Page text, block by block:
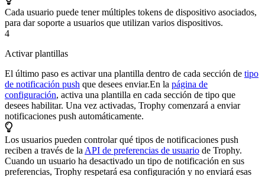
Cada usuario puede tener múltiples tokens de dispositivo asociados,
para dar soporte a usuarios que utilizan varios dispositivos.
4
Activar plantillas
El último paso es activar una plantilla dentro de cada sección de tipo
de notificación push que desees enviar.En la página de
configuración, activa una plantilla en cada sección de tipo que
desees habilitar. Una vez activadas, Trophy comenzará a enviar
notificaciones push automáticamente.
Los usuarios pueden controlar qué tipos de notificaciones push
reciben a través de la API de preferencias de usuario de Trophy.
Cuando un usuario ha desactivado un tipo de notificación en sus
preferencias, Trophy respetará esa configuración y no enviará esas